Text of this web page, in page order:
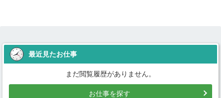
最近見たお仕事
まだ閲覧履歴がありません。
お仕事を探す